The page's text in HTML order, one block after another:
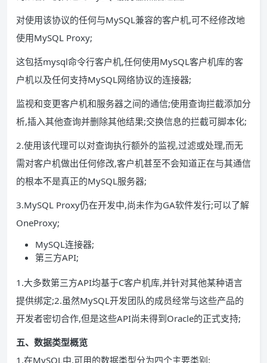
对使用该协议的任何与MySQL兼容的客户机,可不经修改地
使用MySQL Proxy;
这包括mysql命令行客户机,任何使用MySQL客户机库的客
户机以及任何支持MySQL网络协议的连接器;
监视和变更客户机和服务器之间的通信;使用查询拦截添加分
析,插入其他查询并删除其他结果;交换信息的拦截可脚本化;
2.使用该代理可以对查询执行额外的监视,过滤或处理,而无
需对客户机做出任何修改,客户机甚至不会知道正在与其通信
的根本不是真正的MySQL服务器;
3.MySQL Proxy仍在开发中,尚未作为GA软件发行;可以了解
OneProxy;
MySQL连接器;
第三方API;
1.大多数第三方API均基于C客户机库,并针对其他某种语言
提供绑定;2.虽然MySQL开发团队的成员经常与这些产品的
开发者密切合作,但是这些API尚未得到Oracle的正式支持;
五、数据类型概览
1.在MySQL中,可用的数据类型分为四个主要类别: